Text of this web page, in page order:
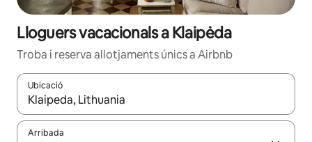
Lloguers vacacionals a Klaipėda
Troba i reserva allotjaments únics a Airbnb
Ubicació
Quan els resultats estiguin disponibles, podràs navegar-hi a
Arribada